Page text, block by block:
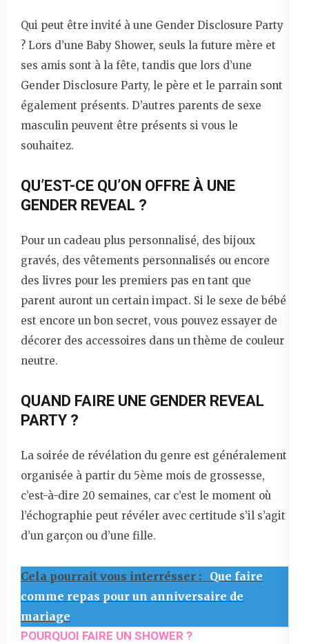
Qui peut être invité à une Gender Disclosure Party
? Lors d’une Baby Shower, seuls la future mère et
ses amis sont à la fête, tandis que lors d’une
Gender Disclosure Party, le père et le parrain sont
également présents. D’autres parents de sexe
masculin peuvent être présents si vous le
souhaitez.
QU’EST-CE QU’ON OFFRE À UNE
GENDER REVEAL ?
Pour un cadeau plus personnalisé, des bijoux
gravés, des vêtements personnalisés ou encore
des livres pour les premiers pas en tant que
parent auront un certain impact. Si le sexe de bébé
est encore un bon secret, vous pouvez essayer de
décorer des accessoires dans un thème de couleur
neutre.
QUAND FAIRE UNE GENDER REVEAL
PARTY ?
La soirée de révélation du genre est généralement
organisée à partir du 5ème mois de grossesse,
c’est-à-dire 20 semaines, car c’est le moment où
l’échographie peut révéler avec certitude s’il s’agit
d’un garçon ou d’une fille.
Cela pourrait vous interrésser :
Que faire
comme repas pour un anniversaire de
mariage
POURQUOI FAIRE UN SHOWER ?